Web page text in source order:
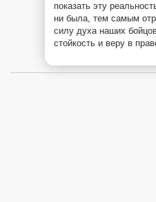
показать эту
ни была, тем самым
силу духа наших
стойкость и веру в